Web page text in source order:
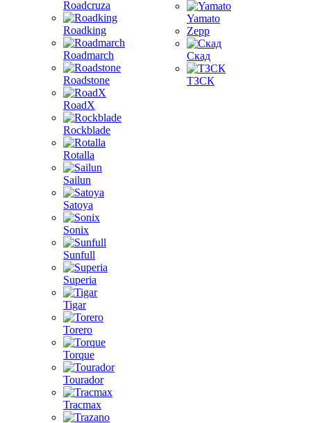
Roadcruza
Roadking
Roadmarch
Roadstone
RoadX
Rockblade
Rotalla
Sailun
Satoya
Sonix
Sunfull
Superia
Tigar
Torero
Torque
Tourador
Tracmax
Yamato
Zepp
Скад
ТЗСК